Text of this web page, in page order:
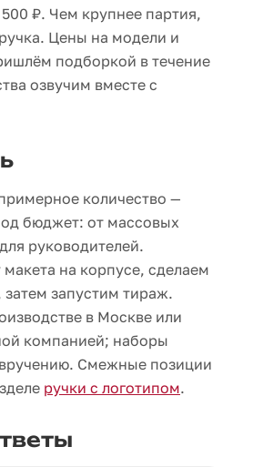
₽. Чем крупнее партия,
Цены на модели и
подборкой в течение
озвучим вместе с
количество —
бюджет: от массовых
руководителей.
на корпусе, сделаем
запустим тираж.
в Москве или
компанией; наборы
Смежные позиции
ручки с логотипом.